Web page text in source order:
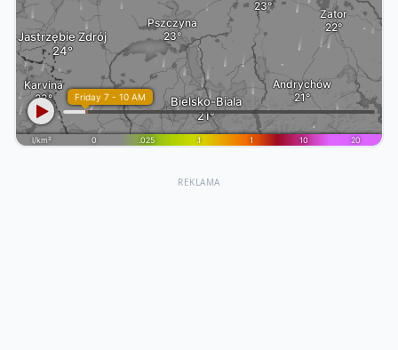
REKLAMA